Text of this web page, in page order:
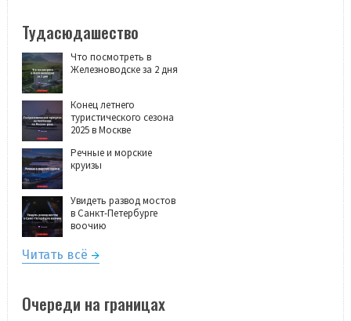
Тудасюдашество
Что посмотреть в
Железноводске за 2 дня
Конец летнего
туристического сезона
2025 в Москве
Речные и морские
круизы
Увидеть развод мостов
в Санкт-Петербурге
воочию
Читать всё
Очереди на границах